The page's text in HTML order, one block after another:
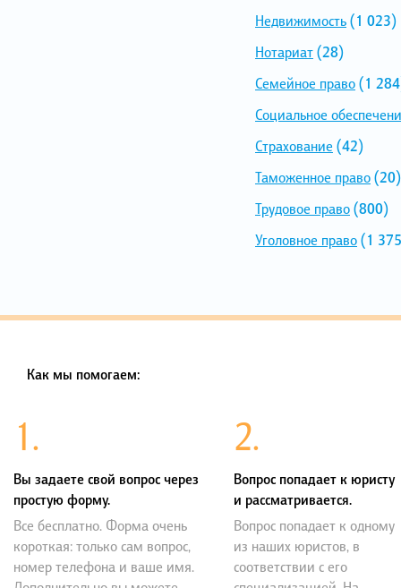
Недвижимость(1 023)
Нотариат(28)
Семейное право(1
Социальное
Страхование (42)
Таможенное право(20)
Трудовое право(800)
Уголовное право(1
Как мы помогаем:
1.
Вы задаете свой вопрос через
простую форму.
Все бесплатно. Форма очень
короткая: только сам вопрос,
номер телефона и ваше имя.
2.
Вопрос попадает к юристу
и рассматривается.
Вопрос попадает к одному
из наших юристов, в
соответствии с его